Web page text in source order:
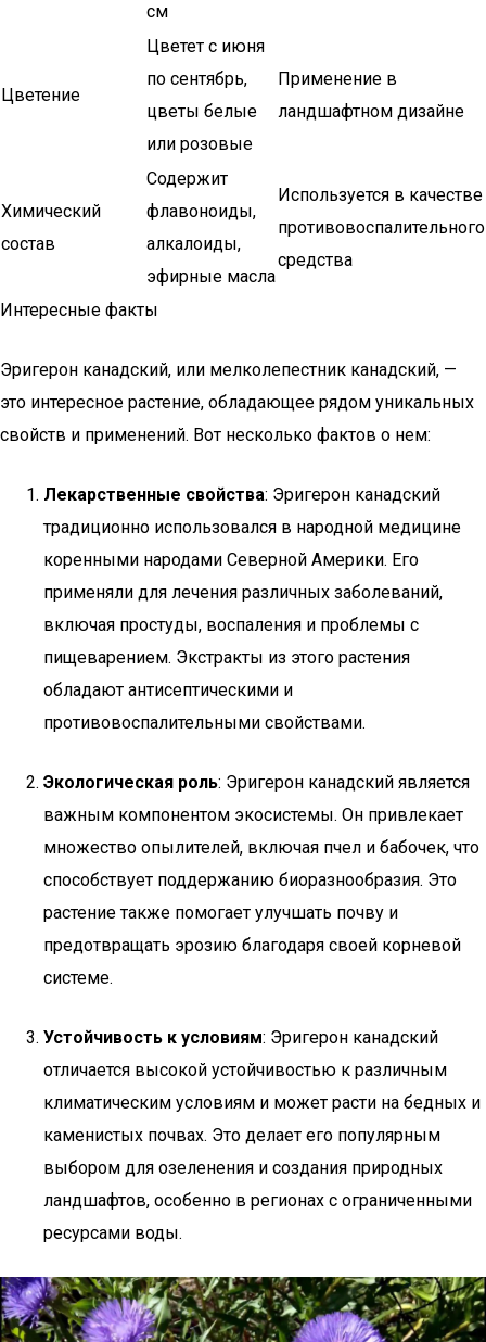
см
Цветение
Цветет с июня
по сентябрь,
цветы белые
или розовые
Применение в
ландшафтном дизайне
Химический
состав
Содержит
флавоноиды,
алкалоиды,
эфирные масла
Используется в качестве
противовоспалительного
средства
Интересные факты
Эригерон канадский, или мелколепестник канадский, —
это интересное растение, обладающее рядом уникальных
свойств и применений. Вот несколько фактов о нем:
Лекарственные свойства: Эригерон канадский
традиционно использовался в народной медицине
коренными народами Северной Америки. Его
применяли для лечения различных заболеваний,
включая простуды, воспаления и проблемы с
пищеварением. Экстракты из этого растения
обладают антисептическими и
противовоспалительными свойствами.
Экологическая роль: Эригерон канадский является
важным компонентом экосистемы. Он привлекает
множество опылителей, включая пчел и бабочек, что
способствует поддержанию биоразнообразия. Это
растение также помогает улучшать почву и
предотвращать эрозию благодаря своей корневой
системе.
Устойчивость к условиям: Эригерон канадский
отличается высокой устойчивостью к различным
климатическим условиям и может расти на бедных и
каменистых почвах. Это делает его популярным
выбором для озеленения и создания природных
ландшафтов, особенно в регионах с ограниченными
ресурсами воды.